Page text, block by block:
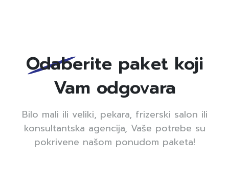
Odaberite paket koji
Vam odgovara
Bilo mali ili veliki, pekara, frizerski salon ili
konsultantska agencija, Vaše potrebe su
pokrivene našom ponudom paketa!